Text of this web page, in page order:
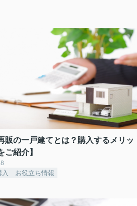
販の一戸建てとは？購入するメリッ
ご紹介】
入 お役立ち情報